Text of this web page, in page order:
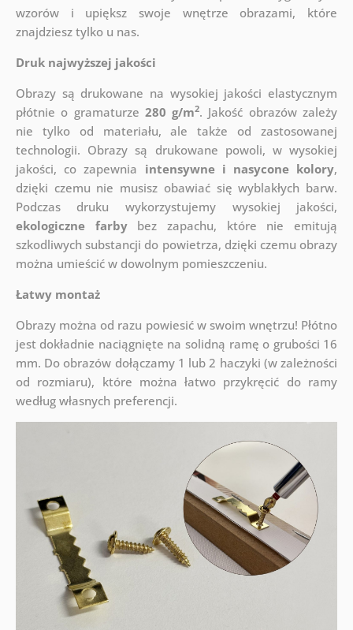
wzorów i upiększ swoje wnętrze obrazami, które
znajdziesz tylko u nas.
Druk najwyższej jakości
Obrazy są drukowane na wysokiej jakości elastycznym
płótnie o gramaturze 280 g/m2. Jakość obrazów zależy
nie tylko od materiału, ale także od zastosowanej
technologii. Obrazy są drukowane powoli, w wysokiej
jakości, co zapewnia intensywne i nasycone kolory,
dzięki czemu nie musisz obawiać się wyblakłych barw.
Podczas druku wykorzystujemy wysokiej jakości,
ekologiczne farbybez zapachu, które nie emitują
szkodliwych substancji do powietrza, dzięki czemu obrazy
można umieścić w dowolnym pomieszczeniu.
Łatwy montaż
Obrazy można od razu powiesić w swoim wnętrzu! Płótno
jest dokładnie naciągnięte na solidną ramę o grubości 16
mm. Do obrazów dołączamy 1 lub 2 haczyki (w zależności
od rozmiaru), które można łatwo przykręcić do ramy
według własnych preferencji.